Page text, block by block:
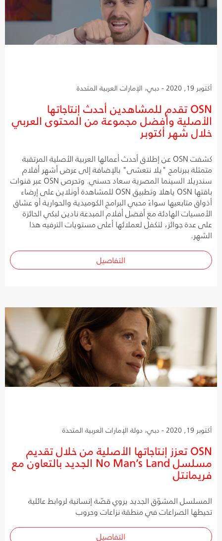
أكتوبر 19, 2020 - دبي، الإمارات العربية المتحدة
OSN تقدم للمشاهدين أحدث إنتاجاتها
الأصلية وأفضل مجموعة من المحتوى العربي
خلال شهر أكتوبر
كشفت OSN عن إطلاق أحدث أعمالها العربية الأصلية المرتقبة
متمثلة ببرنامج "يلا نتعشى" بالإضافة إلى عرض أشهر أفلام
سندريلا السينما المصرية سعاد حسني. وتحرص OSN عبر قنوات
باقتها OSN ياهلا وتطبيق OSN للمشاهدة أونلاين على إرضاء
أذواق متابعيها سواءً محبي البرامج الكوميدية والحوارية أو عشاق
الأمسيات الهادئة مع أفضل أفلام المبدعة نادين لبكي الحائزة
على عدة جوائز، لتكفل لعملائها أعلى مستويات الترفيه هذا
الشهر.
التفاصيل
أكتوبر 19, 2020 - دبي، دولة الإمارات العربية المتحدة
OSN تعزز إنتاجاتها الأصلية من خلال تقديم
مسلسل No Man’s Land الجديد بالتعاون مع
فريمانتل
المسلسل المشوّق الجديد يروي قصّة إنسانية لروابط عائلية
تحيطها الصراعات في منطقة نزاعات وحروب
التفاصيل